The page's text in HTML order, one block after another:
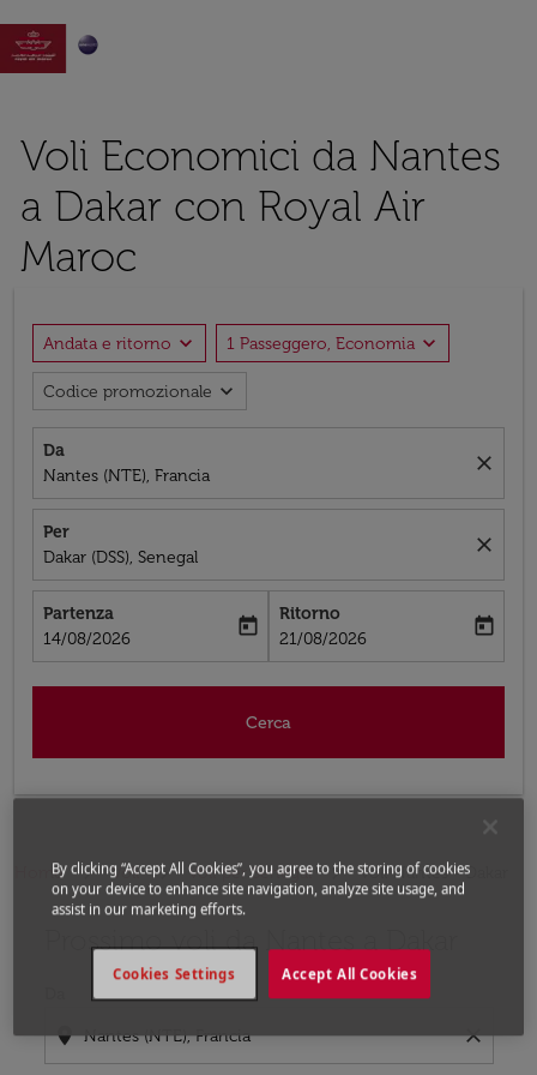

Voli Economici da Nantes
a Dakar con Royal Air
Maroc
Andata e ritorno expand_more 1 Passeggero, Economia expand_more
Codice promozionale expand_more
Da
Nantes (NTE), Francia
close
Per
Dakar (DSS), Senegal
close
Partenza
fc-booking-departure-date-aria-label
14/08/2026
today
Ritorno
fc-booking-return-date-aria-label
21/08/2026
today
Cerca
Home Voli Voli per Senegal Voli Nantes - Dakar
Prossimo voli da Nantes a Dakar
location_on close
By clicking “Accept All Cookies”, you agree to the storing of cookies
on your device to enhance site navigation, analyze site usage, and
assist in our marketing efforts.
Accept All Cookies
Cookies Settings